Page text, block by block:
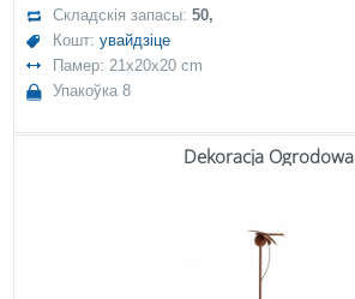
Складскія запасы:50,
Кошт:увайдзіце
Памер: 21x20x20 cm
Упакоўка 8
Dekoracja Ogrodowa